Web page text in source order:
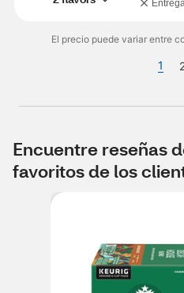
El precio puede variar entre
1
Encuentre reseñas
favoritos de los